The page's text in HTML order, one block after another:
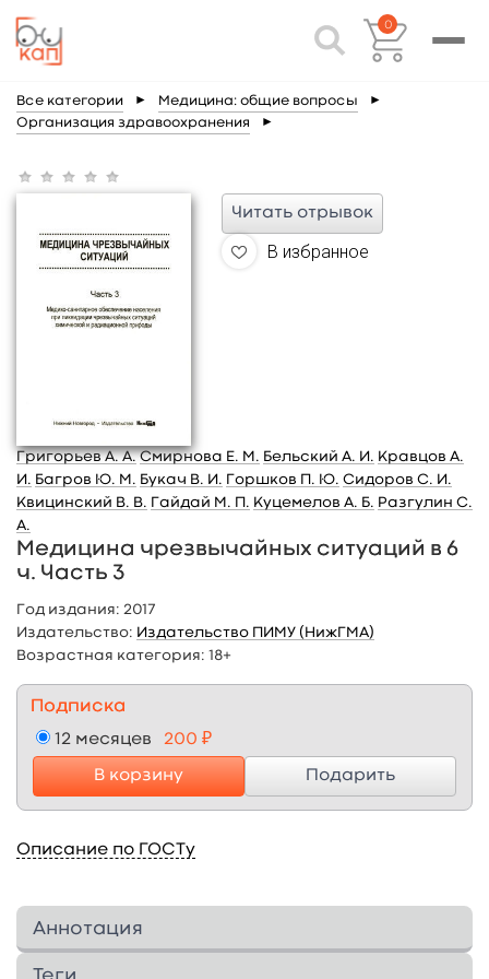
0
Все категории ► Медицина: общие вопросы ►
Организация здравоохранения ►
Читать отрывок
В избранное
Григорьев А. А. Смирнова Е. М. Бельский А. И. Кравцов А.
И. Багров Ю. М. Букач В. И. Горшков П. Ю. Сидоров С. И.
Квицинский В. В. Гайдай М. П. Куцемелов А. Б. Разгулин С.
А.
Медицина чрезвычайных ситуаций в 6
ч. Часть 3
Год издания: 2017
Издательство: Издательство ПИМУ (НижГМА)
Возрастная категория: 18+
Подписка
12 месяцев 200 ₽
В корзину Подарить
Описание по ГОСТу
Аннотация
Приведена организационная структура